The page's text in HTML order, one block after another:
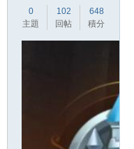
0
主題
102
回帖
648
積分